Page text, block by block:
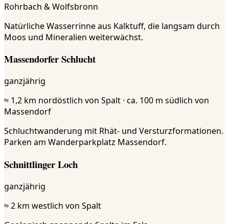
Rohrbach & Wolfsbronn
Natürliche Wasserrinne aus Kalktuff, die langsam durch
Moos und Mineralien weiterwächst.
Massendorfer Schlucht
ganzjährig
≈ 1,2 km nordöstlich von Spalt · ca. 100 m südlich von
Massendorf
Schluchtwanderung mit Rhät- und Versturzformationen.
Parken am Wanderparkplatz Massendorf.
Schnittlinger Loch
ganzjährig
≈ 2 km westlich von Spalt